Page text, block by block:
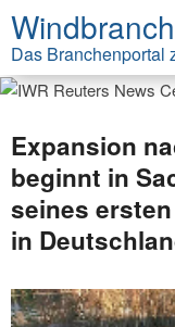
Das Branchenportal
Expansion
beginnt in
seines
in